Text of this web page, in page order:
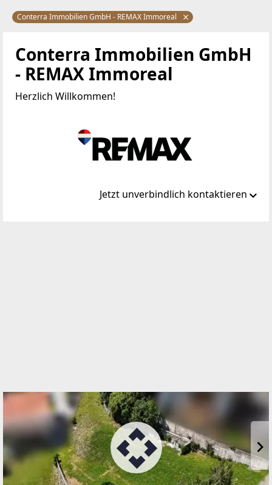
Conterra Immobilien GmbH - REMAX Immoreal
Conterra Immobilien GmbH
- REMAX Immoreal
Herzlich Willkommen!
Jetzt unverbindlich kontaktieren